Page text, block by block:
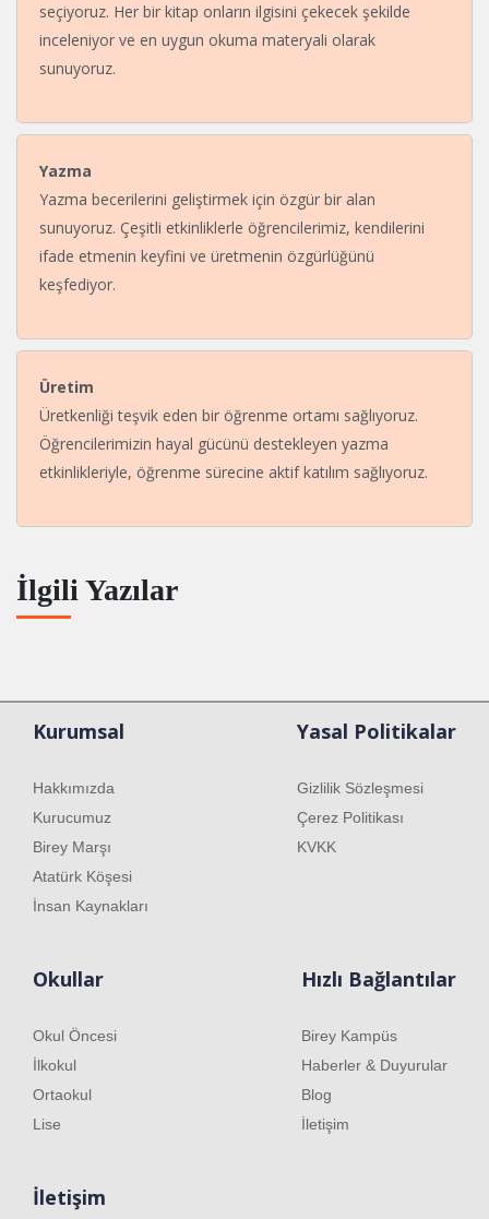
seçiyoruz. Her bir kitap onların ilgisini çekecek şekilde
inceleniyor ve en uygun okuma materyali olarak
sunuyoruz.
Yazma
Yazma becerilerini geliştirmek için özgür bir alan
sunuyoruz. Çeşitli etkinliklerle öğrencilerimiz, kendilerini
ifade etmenin keyfini ve üretmenin özgürlüğünü
keşfediyor.
Üretim
Üretkenliği teşvik eden bir öğrenme ortamı sağlıyoruz.
Öğrencilerimizin hayal gücünü destekleyen yazma
etkinlikleriyle, öğrenme sürecine aktif katılım sağlıyoruz.
İlgili Yazılar
Kurumsal
Hakkımızda
Kurucumuz
Birey Marşı
Atatürk Köşesi
İnsan Kaynakları
Yasal Politikalar
Gizlilik Sözleşmesi
Çerez Politikası
KVKK
Okullar
Okul Öncesi
İlkokul
Ortaokul
Lise
Hızlı Bağlantılar
Birey Kampüs
Haberler & Duyurular
Blog
İletişim
İletişim